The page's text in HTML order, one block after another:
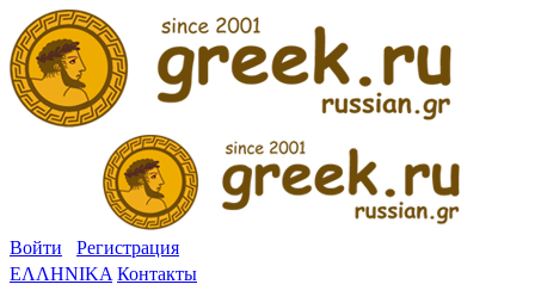
Войти
Регистрация
ΕΛΛΗΝΙΚΑ Контакты